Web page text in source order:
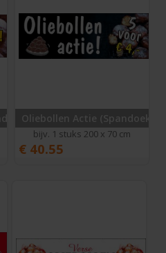
Oliebollen Actie (Spandoek)
bijv. 1 stuks 200 x 70 cm
€ 40.55